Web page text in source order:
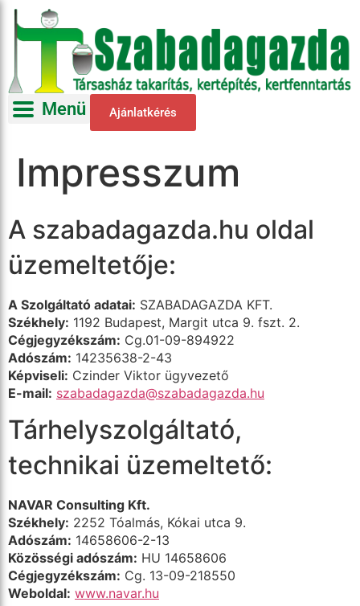
Menü Ajánlatkérés
Impresszum
A szabadagazda.hu oldal
üzemeltetője:
A Szolgáltató adatai: SZABADAGAZDA KFT.
Székhely: 1192 Budapest, Margit utca 9. fszt. 2.
Cégjegyzékszám: Cg.01-09-894922
Adószám: 14235638-2-43
Képviseli: Czinder Viktor ügyvezető
E-mail: szabadagazda@szabadagazda.hu
Tárhelyszolgáltató,
technikai üzemeltető:
NAVAR Consulting Kft.
Székhely: 2252 Tóalmás, Kókai utca 9.
Adószám: 14658606-2-13
Közösségi adószám: HU 14658606
Cégjegyzékszám: Cg. 13-09-218550
Weboldal: www.navar.hu